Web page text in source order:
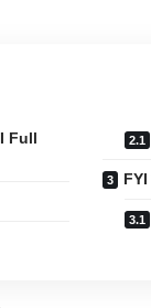
Full
FYI